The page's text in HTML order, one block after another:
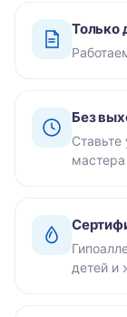
Только
Без
мастера
детей и